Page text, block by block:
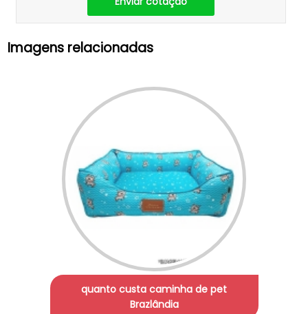
Imagens relacionadas
quanto custa caminha de pet
Brazlândia